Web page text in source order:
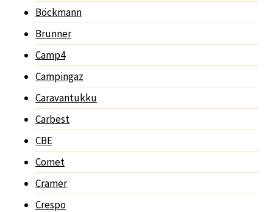
Böckmann
Brunner
Camp4
Campingaz
Caravantukku
Carbest
CBE
Comet
Cramer
Crespo